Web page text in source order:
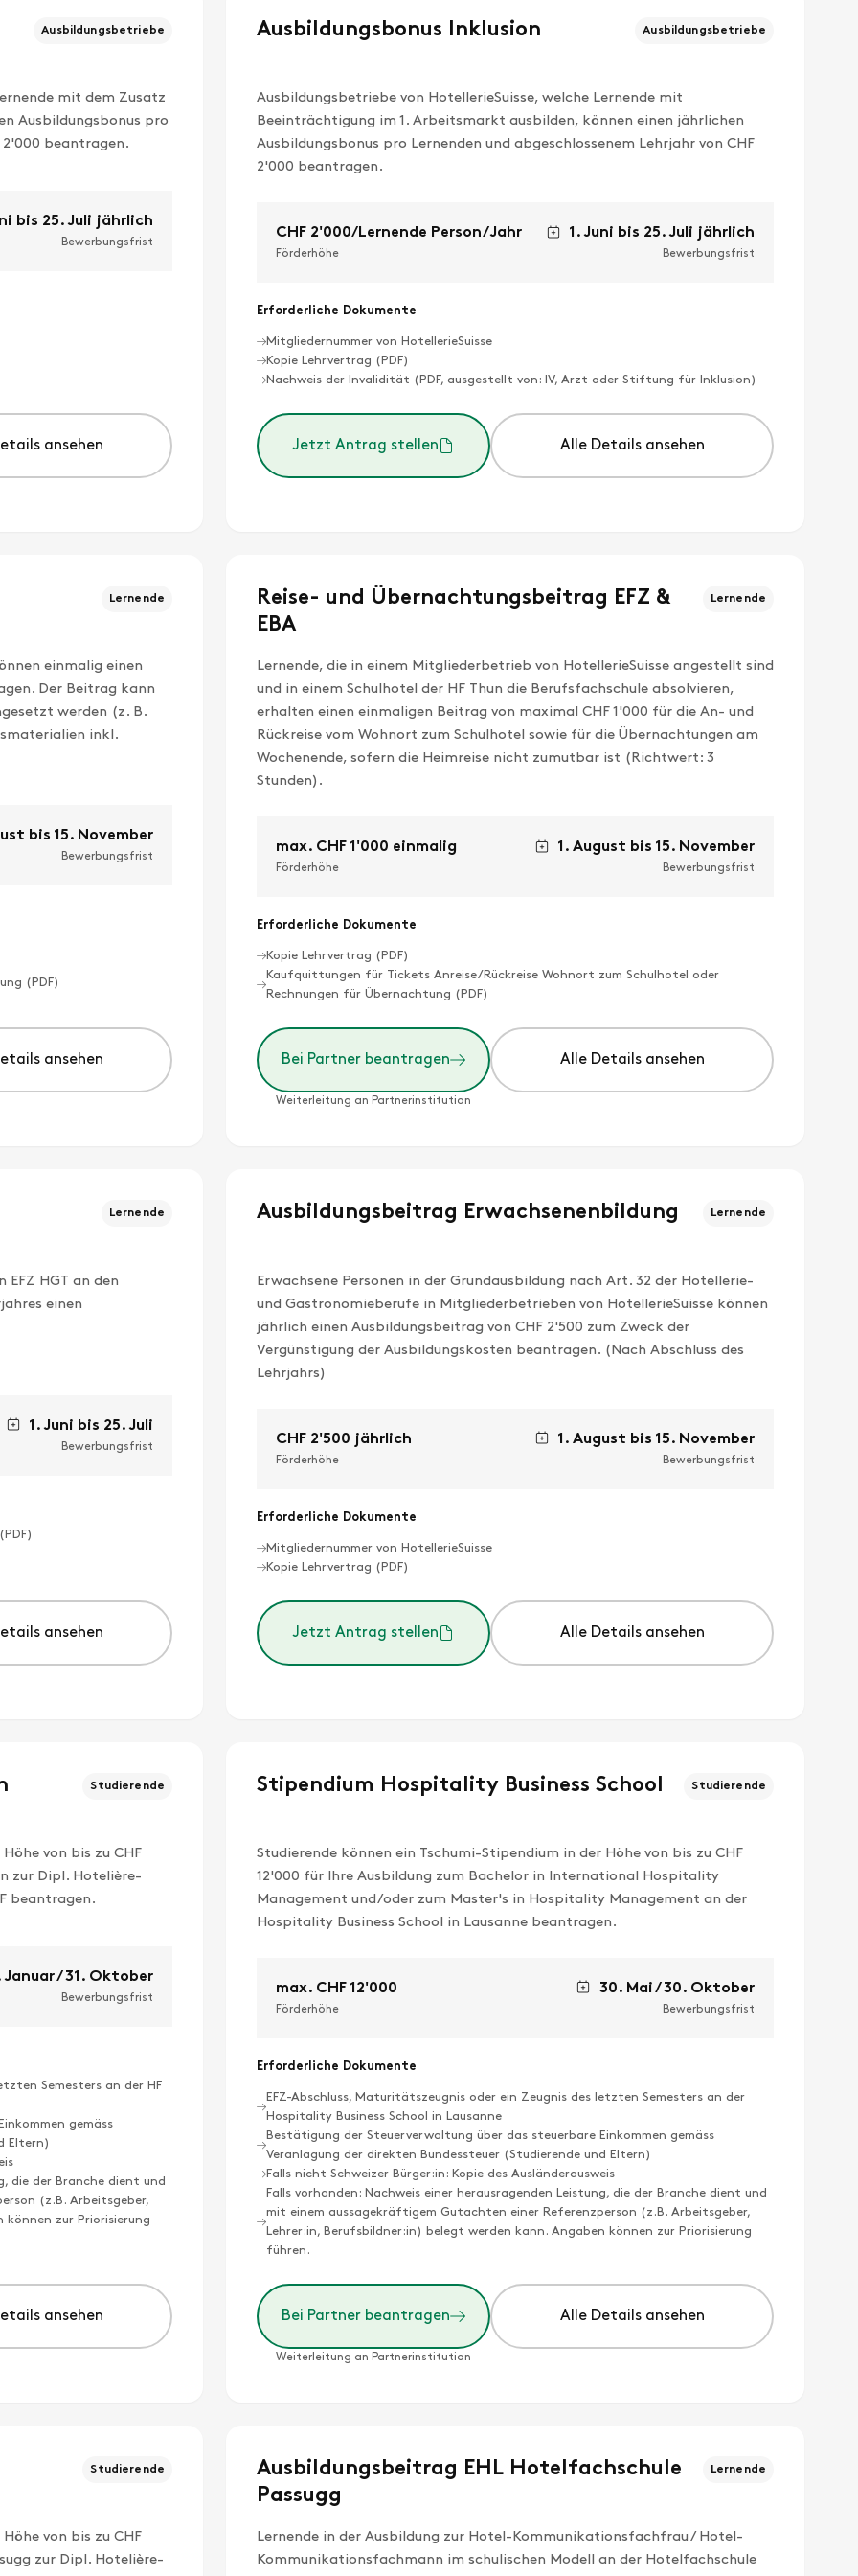
Ausbildungsbetriebe
mit dem Zusatz
Ausbildungsbonus pro
2'000 beantragen.
bis 25. Juli jährlich
Bewerbungsfrist
ansehen
Ausbildungsbonus Inklusion Ausbildungsbetriebe
Ausbildungsbetriebe von HotellerieSuisse, welche Lernende mit
Beeinträchtigung im 1. Arbeitsmarkt ausbilden, können einen jährlichen
Ausbildungsbonus pro Lernenden und abgeschlossenem Lehrjahr von CHF
2'000 beantragen.
CHF 2'000/Lernende Person/Jahr
Förderhöhe
1. Juni bis 25. Juli jährlich
Bewerbungsfrist
Erforderliche Dokumente
Mitgliedernummer von HotellerieSuisse
Kopie Lehrvertrag (PDF)
Nachweis der Invalidität (PDF, ausgestellt von: IV, Arzt oder Stiftung für Inklusion)
Jetzt Antrag stellen Alle Details ansehen
Lernende
einmalig einen
Der Beitrag kann
werden (z. B.
inkl.
bis 15. November
Bewerbungsfrist
(PDF)
ansehen
Reise- und Übernachtungsbeitrag EFZ &
EBA
Lernende
Lernende, die in einem Mitgliederbetrieb von HotellerieSuisse angestellt sind
und in einem Schulhotel der HF Thun die Berufsfachschule absolvieren,
erhalten einen einmaligen Beitrag von maximal CHF 1'000 für die An- und
Rückreise vom Wohnort zum Schulhotel sowie für die Übernachtungen am
Wochenende, sofern die Heimreise nicht zumutbar ist (Richtwert: 3
Stunden).
max. CHF 1'000 einmalig
Förderhöhe
1. August bis 15. November
Bewerbungsfrist
Erforderliche Dokumente
Kopie Lehrvertrag (PDF)
Kaufquittungen für Tickets Anreise/Rückreise Wohnort zum Schulhotel oder
Rechnungen für Übernachtung (PDF)
Bei Partner beantragen
Weiterleitung an Partnerinstitution
Alle Details ansehen
Lernende
HGT an den
einen
1. Juni bis 25. Juli
Bewerbungsfrist
ansehen
Ausbildungsbeitrag Erwachsenenbildung Lernende
Erwachsene Personen in der Grundausbildung nach Art. 32 der Hotellerie-
und Gastronomieberufe in Mitgliederbetrieben von HotellerieSuisse können
jährlich einen Ausbildungsbeitrag von CHF 2'500 zum Zweck der
Vergünstigung der Ausbildungskosten beantragen. (Nach Abschluss des
Lehrjahrs)
CHF 2'500 jährlich
Förderhöhe
1. August bis 15. November
Bewerbungsfrist
Erforderliche Dokumente
Mitgliedernummer von HotellerieSuisse
Kopie Lehrvertrag (PDF)
Jetzt Antrag stellen Alle Details ansehen
Studierende
von bis zu CHF
zur Dipl. Hotelière-
beantragen.
Januar / 31. Oktober
Bewerbungsfrist
Semesters an der HF
gemäss
Eltern)
die der Branche dient und
(z.B. Arbeitsgeber,
können zur Priorisierung
ansehen
Stipendium Hospitality Business School Studierende
Studierende können ein Tschumi-Stipendium in der Höhe von bis zu CHF
12'000 für Ihre Ausbildung zum Bachelor in International Hospitality
Management und/oder zum Master's in Hospitality Management an der
Hospitality Business School in Lausanne beantragen.
max. CHF 12'000
Förderhöhe
30. Mai / 30. Oktober
Bewerbungsfrist
Erforderliche Dokumente
EFZ-Abschluss, Maturitätszeugnis oder ein Zeugnis des letzten Semesters an der
Hospitality Business School in Lausanne
Bestätigung der Steuerverwaltung über das steuerbare Einkommen gemäss
Veranlagung der direkten Bundessteuer (Studierende und Eltern)
Falls nicht Schweizer Bürger:in: Kopie des Ausländerausweis
Falls vorhanden: Nachweis einer herausragenden Leistung, die der Branche dient und
mit einem aussagekräftigem Gutachten einer Referenzperson (z.B. Arbeitsgeber,
Lehrer:in, Berufsbildner:in) belegt werden kann. Angaben können zur Priorisierung
führen.
Bei Partner beantragen
Weiterleitung an Partnerinstitution
Alle Details ansehen
Studierende
von bis zu CHF
zur Dipl. Hotelière-
Ausbildungsbeitrag EHL Hotelfachschule
Passugg
Lernende
Lernende in der Ausbildung zur Hotel-Kommunikationsfachfrau / Hotel-
Kommunikationsfachmann im schulischen Modell an der Hotelfachschule